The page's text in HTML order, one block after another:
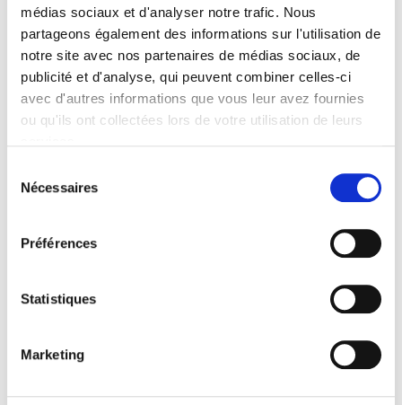
médias sociaux et d'analyser notre trafic. Nous
partageons également des informations sur l'utilisation de
notre site avec nos partenaires de médias sociaux, de
publicité et d'analyse, qui peuvent combiner celles-ci
avec d'autres informations que vous leur avez fournies
ou qu'ils ont collectées lors de votre utilisation de leurs
Nécessaires
Préférences
Statistiques
Marketing
Un nouvel outil militant à Beskoitze